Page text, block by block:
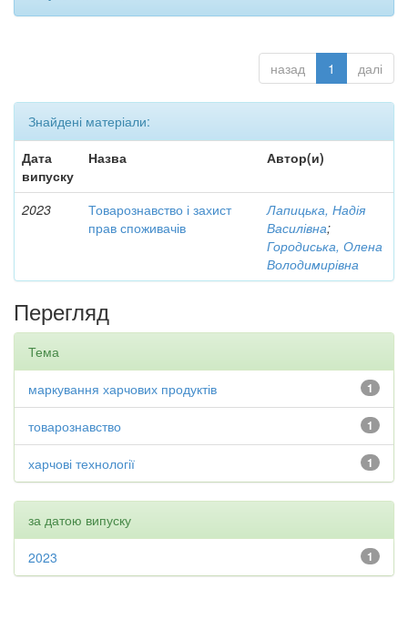
назад 1 далі
Знайдені матеріали:
Дата
випуску
Назва Автор(и)
2023
Товарознавство і захист
прав споживачів
Лапицька, Надія
Василівна;
Городиська, Олена
Володимирівна
Перегляд
Тема
1
маркування харчових продуктів
1
товарознавство
1
харчові технології
за датою випуску
1
2023